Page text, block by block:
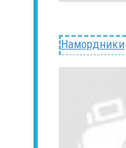
Намордники